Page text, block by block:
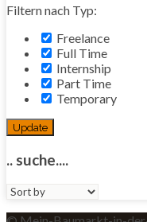
Filtern nach Typ:
Freelance
Full Time
Internship
Part Time
Temporary
Update
.. suche....
Sort